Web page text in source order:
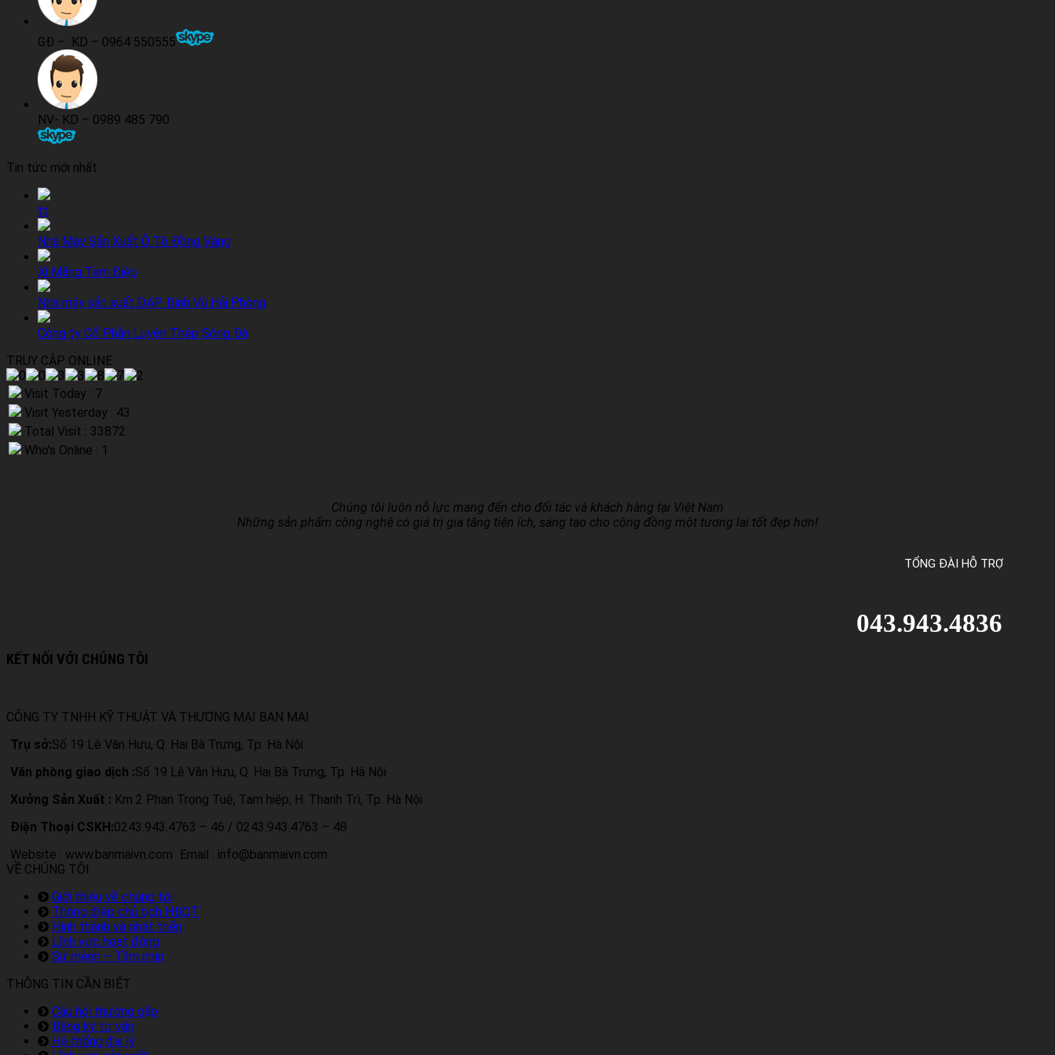
GĐ – KD – 0964 550555
NV- KD – 0989 485 790
Tin tức mới nhất
tt
Nhà Máy Sản Xuất Ô Tô Đồng Vàng
Xi Măng Tam Điệp
Nhà máy sản xuất DAP Đình Vũ Hải Phòng
Công ty Cổ Phần Luyện Thép Sông Đà
TRUY CẬP ONLINE
Visit Today : 7
Visit Yesterday : 43
Total Visit : 33872
Who's Online : 1
Chúng tôi luôn nỗ lực mang đến cho đối tác và khách hàng tại Việt Nam
Những sản phẩm công nghệ có giá trị gia tăng tiện ích, sáng tạo cho cộng đồng một tương lai tốt đẹp hơn!
TỔNG ĐÀI HỖ TRỢ
043.943.4836
KẾT NỐI VỚI CHÚNG TÔI
CÔNG TY TNHH KỸ THUẬT VÀ THƯƠNG MẠI BAN MAI
Trụ sở:Số 19 Lê Văn Hưu, Q. Hai Bà Trưng, Tp. Hà Nội
Văn phòng giao dịch :Số 19 Lê Văn Hưu, Q. Hai Bà Trưng, Tp. Hà Nội
Xưởng Sản Xuất : Km 2 Phan Trọng Tuệ, Tam hiệp, H. Thanh Trì, Tp. Hà Nội
Điện Thoại CSKH:0243.943.4763 – 46 / 0243.943.4763 – 48
Website : www.banmaivn.com
Email : info@banmaivn.com
VỀ CHÚNG TÔI
Giới thiệu về chúng tôi
Thông điệp chủ tịch HĐQT
Hình thành và phát triển
Lĩnh vực hoạt động
Sứ mệnh – Tầm nhìn
THÔNG TIN CẦN BIẾT
Câu hỏi thường gặp
Đăng ký tư vấn
Hệ thống đại lý